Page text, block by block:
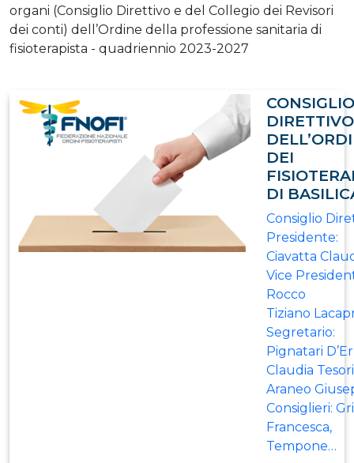
organi (Consiglio Direttivo e del Collegio dei Revisori
dei conti) dell’Ordine della professione sanitaria di
fisioterapista - quadriennio 2023-2027
CONSIGLIO
DIRETTIVO
DEI
DI
Consiglio
Presidente:
Ciavatta
Vice
Rocco
Tiziano
Segretario:
Pignatari
Claudia
Araneo
Consiglieri:
Francesca,
Tempone…